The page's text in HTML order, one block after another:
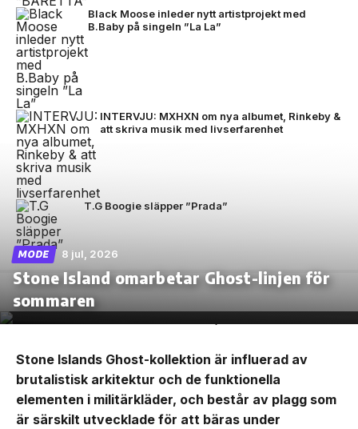
Black Moose inleder nytt artistprojekt med
B.Baby på singeln ”La La”
INTERVJU: MXHXN om nya albumet, Rinkeby &
att skriva musik med livserfarenhet
T.G Boogie släpper ”Prada”
MODE 8 jul, 2026
Stone Island omarbetar Ghost-linjen för
sommaren
Stone Islands Ghost-kollektion är influerad av
brutalistisk arkitektur och de funktionella
elementen i militärkläder, och består av plagg som
är särskilt utvecklade för att bäras under